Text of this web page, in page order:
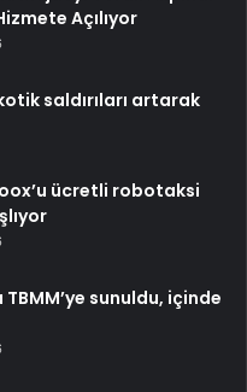
Açılıyor
saldırıları artarak
ücretli robotaksi
sunuldu, içinde